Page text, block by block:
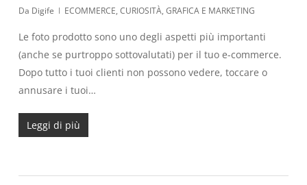
Da Digife ECOMMERCE, CURIOSITÀ, GRAFICA E MARKETING
Le foto prodotto sono uno degli aspetti più importanti
(anche se purtroppo sottovalutati) per il tuo e-commerce.
Dopo tutto i tuoi clienti non possono vedere, toccare o
annusare i tuoi…
Leggi di più